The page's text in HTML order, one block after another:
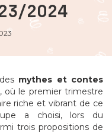
2024
mythes et contes
, où le premier trimestre
riche et vibrant de ce
a choisi, lors du
trois propositions de